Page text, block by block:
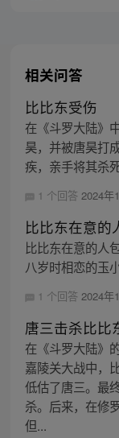
相关问答
比比东受伤
在《斗罗大陆》
昊，并被唐昊打
疾，亲手将其杀
1 个回答 2024年
比比东在意的
比比东在意的人
八岁时相恋的玉小
1 个回答 2024年
唐三击杀比比
在《斗罗大陆》
嘉陵关大战中，
低估了唐三。最
杀。后来，在修
但...